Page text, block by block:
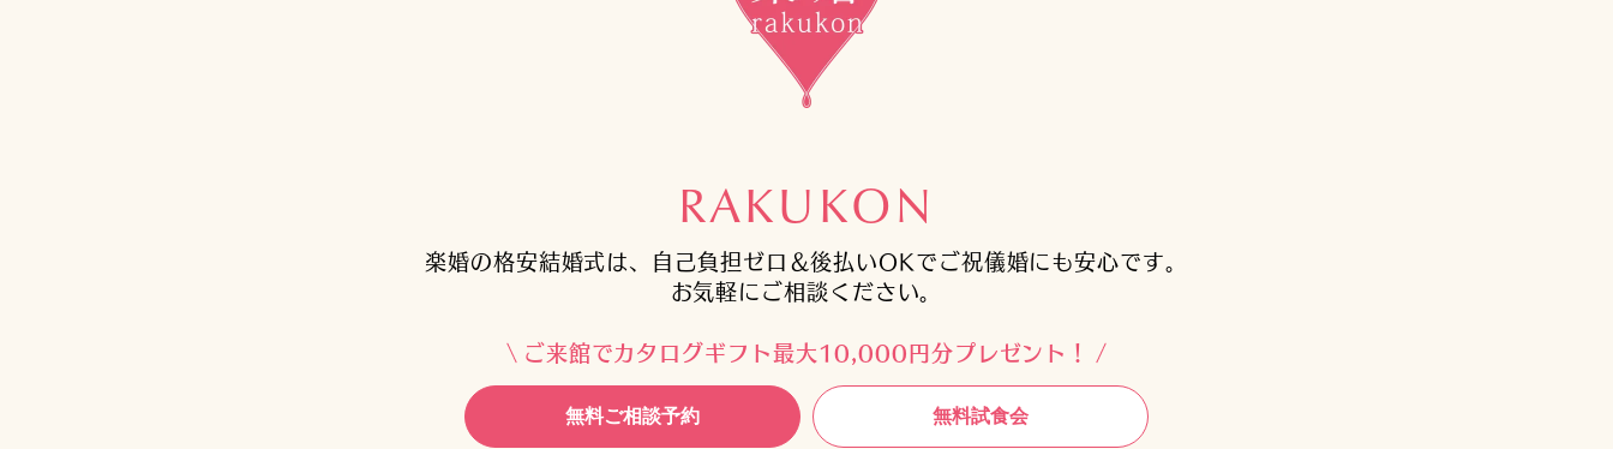
RAKUKON
楽婚の格安結婚式は、自己負担ゼロ＆後払いOKでご祝儀婚にも安心です。
お気軽にご相談ください。
ご来館でカタログギフト最大10,000円分プレゼント！
無料ご相談予約 無料試食会